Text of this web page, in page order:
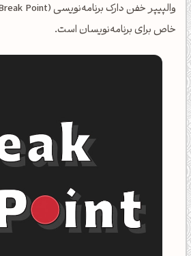
خاص برای برنامه‌نویسان است.